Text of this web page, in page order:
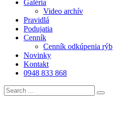
Galéria
Video archív
Pravidlá
Podujatia
Cenník
Cenník odkúpenia rýb
Novinky
Kontakt
0948 833 868